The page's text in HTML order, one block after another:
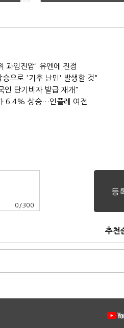
껴…다신 재발 않도록
과잉진압' 유엔에 진정
승으로 '기후 난민' 발생할 것"
인 단기비자 발급 재개"
6.4% 상승…인플레 여전
0 /300
추천